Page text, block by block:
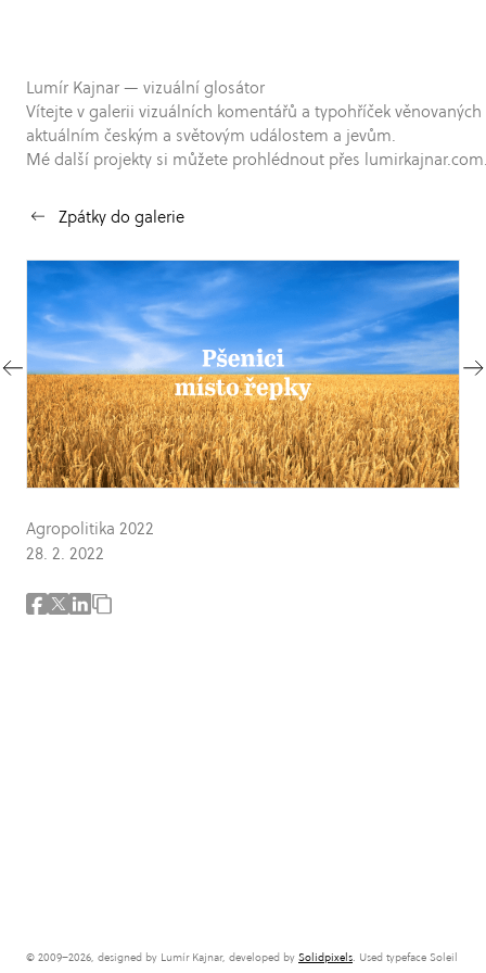
Lumír Kajnar — vizuální glosátor
Vítejte v galerii vizuálních komentářů a typohříček věnovaných
aktuálním českým a světovým událostem a jevům.
Mé další projekty si můžete prohlédnout přes
Zpátky do galerie
Agropolitika 2022
28. 2. 2022
© 2009–2026, designed by Lumír Kajnar, developed by Solidpixels. Used typeface Soleil